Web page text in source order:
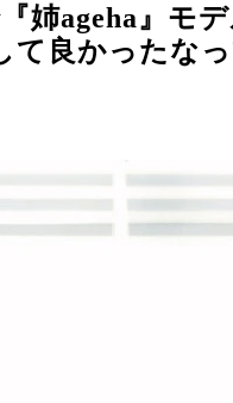
姉ageha』モ
良かったな